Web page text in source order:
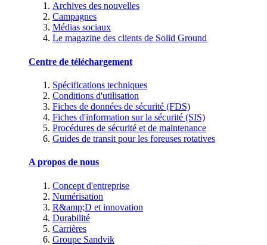
Archives des nouvelles
Campagnes
Médias sociaux
Le magazine des clients de Solid Ground
Centre de téléchargement
Spécifications techniques
Conditions d'utilisation
Fiches de données de sécurité (FDS)
Fiches d'information sur la sécurité (SIS)
Procédures de sécurité et de maintenance
Guides de transit pour les foreuses rotatives
A propos de nous
Concept d'entreprise
Numérisation
R&amp;D et innovation
Durabilité
Carrières
Groupe Sandvik